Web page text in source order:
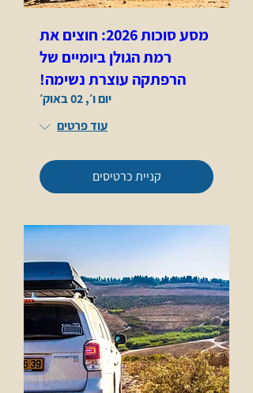
מסע סוכות 2026: חוצים את
רמת הגולן ביומיים של
הרפתקה עוצרת נשימה!
יום ו׳, 02 באוק׳
עוד פרטים
קניית כרטיסים